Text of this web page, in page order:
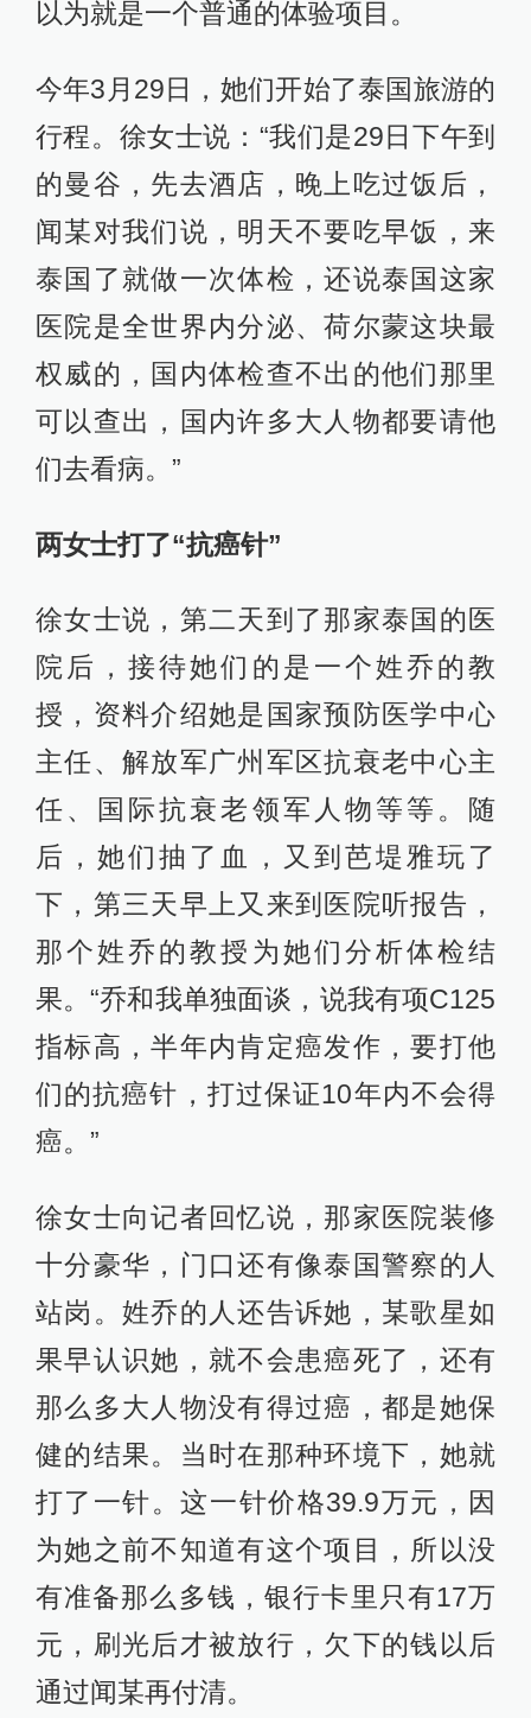
以为就是一个普通的体验项目。
今年3月29日，她们开始了泰国旅游的
行程。徐女士说：“我们是29日下午到
的曼谷，先去酒店，晚上吃过饭后，
闻某对我们说，明天不要吃早饭，来
泰国了就做一次体检，还说泰国这家
医院是全世界内分泌、荷尔蒙这块最
权威的，国内体检查不出的他们那里
可以查出，国内许多大人物都要请他
们去看病。”
两女士打了“抗癌针”
徐女士说，第二天到了那家泰国的医
院后，接待她们的是一个姓乔的教
授，资料介绍她是国家预防医学中心
主任、解放军广州军区抗衰老中心主
任、国际抗衰老领军人物等等。随
后，她们抽了血，又到芭堤雅玩了
下，第三天早上又来到医院听报告，
那个姓乔的教授为她们分析体检结
果。“乔和我单独面谈，说我有项C125
指标高，半年内肯定癌发作，要打他
们的抗癌针，打过保证10年内不会得
癌。”
徐女士向记者回忆说，那家医院装修
十分豪华，门口还有像泰国警察的人
站岗。姓乔的人还告诉她，某歌星如
果早认识她，就不会患癌死了，还有
那么多大人物没有得过癌，都是她保
健的结果。当时在那种环境下，她就
打了一针。这一针价格39.9万元，因
为她之前不知道有这个项目，所以没
有准备那么多钱，银行卡里只有17万
元，刷光后才被放行，欠下的钱以后
通过闻某再付清。